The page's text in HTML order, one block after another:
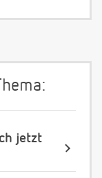
jetzt